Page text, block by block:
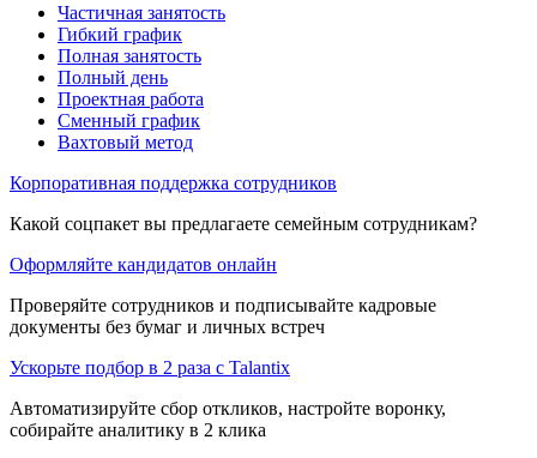
Частичная занятость
Гибкий график
Полная занятость
Полный день
Проектная работа
Сменный график
Вахтовый метод
Корпоративная поддержка сотрудников
Какой соцпакет вы предлагаете семейным сотрудникам?
Оформляйте кандидатов онлайн
Проверяйте сотрудников и подписывайте кадровые
документы без бумаг и личных встреч
Ускорьте подбор в 2 раза с Talantix
Автоматизируйте сбор откликов, настройте воронку,
собирайте аналитику в 2 клика